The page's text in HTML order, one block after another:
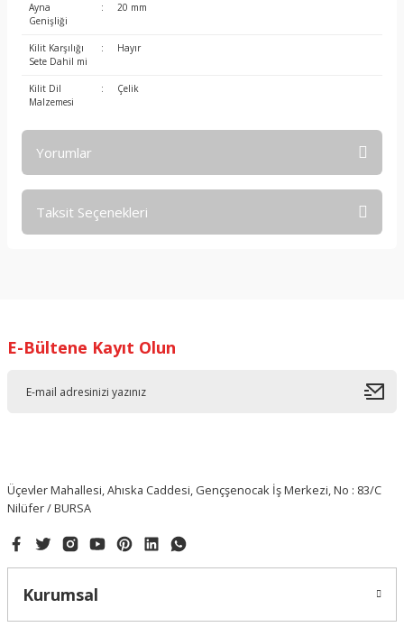
Ayna
Genişliği
: 20 mm
Kilit Karşılığı
Sete Dahil mi
: Hayır
Kilit Dil
Malzemesi
: Çelik
Yorumlar
Taksit Seçenekleri
E-Bültene Kayıt Olun
Üçevler Mahallesi, Ahıska Caddesi, Gençşenocak İş Merkezi, No : 83/C
Nilüfer / BURSA
Kurumsal